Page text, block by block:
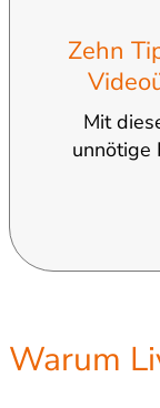
Zehn
Mit
unnötige
Warum